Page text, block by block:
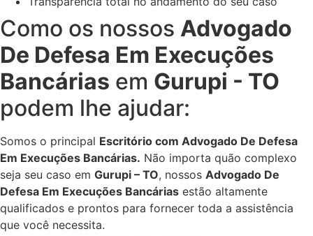
Como os nossos Advogado
De Defesa Em Execuções
Bancárias em Gurupi - TO
podem lhe ajudar:
Somos o principal Escritório com Advogado De Defesa
Em Execuções Bancárias. Não importa quão complexo
seja seu caso em Gurupi – TO, nossos Advogado De
Defesa Em Execuções Bancárias estão altamente
qualificados e prontos para fornecer toda a assistência
que você necessita.